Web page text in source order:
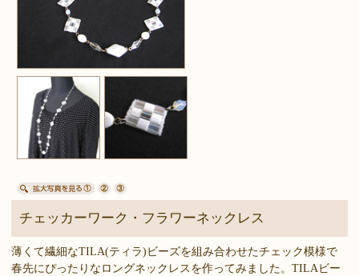
チェッカーワーク・フラワーネックレス
薄くて繊細なTILA(ティラ)ビーズを組み合わせたチェック模様で
春先にぴったりなロングネックレスを作ってみました。TILAビー